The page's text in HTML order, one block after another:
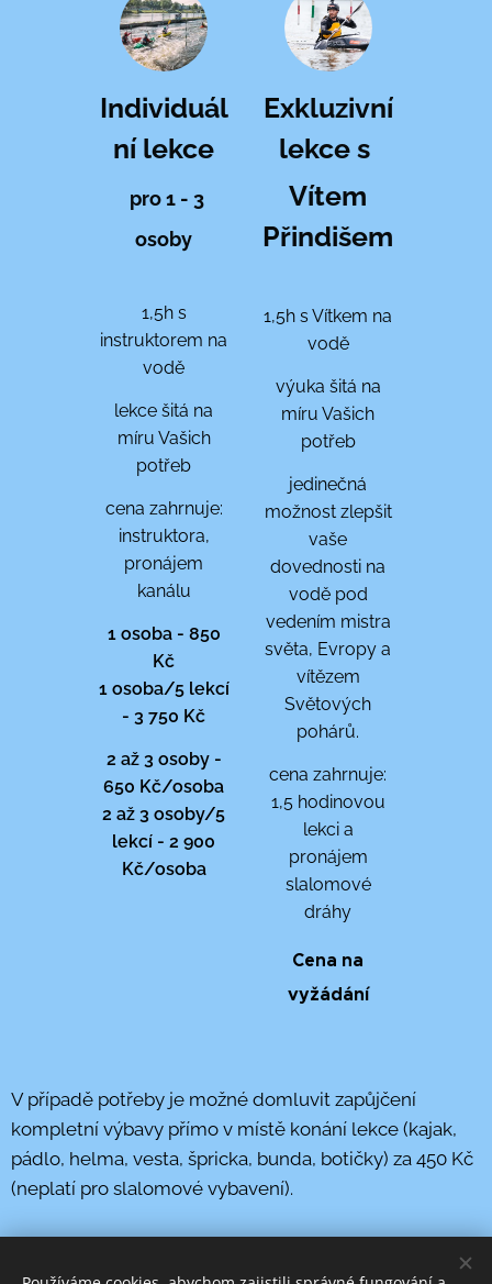
Individuál
ní lekce
pro 1 - 3
osoby
1,5h s
instruktorem na
vodě
lekce šitá na
míru Vašich
potřeb
cena zahrnuje:
instruktora,
pronájem
kanálu
1 osoba - 850
Kč
1 osoba/5 lekcí
- 3 750 Kč
2 až 3 osoby -
650 Kč/osoba
2 až 3 osoby/5
lekcí - 2 900
Kč/osoba
Exkluzivní
lekce s
Vítem
Přindišem
1,5h s Vítkem na
vodě
výuka šitá na
míru Vašich
potřeb
jedinečná
možnost zlepšit
vaše
dovednosti na
vodě pod
vedením mistra
světa, Evropy a
vítězem
Světových
pohárů.
cena zahrnuje:
1,5 hodinovou
lekci a
pronájem
slalomové
dráhy
Cena na
vyžádání
V případě potřeby je možné domluvit zapůjčení
kompletní výbavy přímo v místě konání lekce (kajak,
pádlo, helma, vesta, špricka, bunda, botičky) za 450 Kč
(neplatí pro slalomové vybavení).